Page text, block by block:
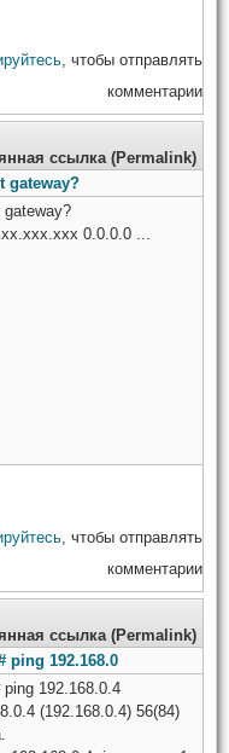
, чтобы отправлять
комментарии
ссылка (Permalink)
gateway?
gateway?
0.0.0.0 ...
, чтобы отправлять
комментарии
ссылка (Permalink)
ping 192.168.0
192.168.0.4
(192.168.0.4) 56(84)